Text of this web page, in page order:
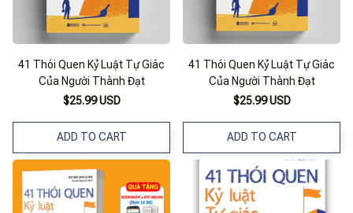
41 Thói Quen Kỷ Luật Tự Giác
Của Người Thành Đạt
$25.99 USD
ADD TO CART
41 Thói Quen Kỷ Luật Tự Giác
Của Người Thành Đạt
$25.99 USD
ADD TO CART